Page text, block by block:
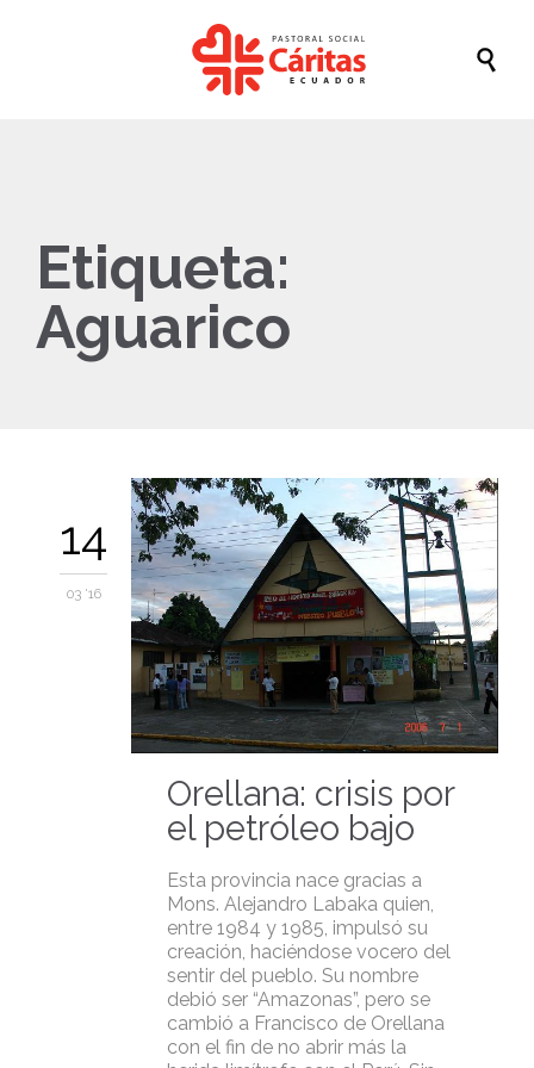

Etiqueta:
Aguarico
14
03 '16
Orellana: crisis por
el petróleo bajo
Esta provincia nace gracias a
Mons. Alejandro Labaka quien,
entre 1984 y 1985, impulsó su
creación, haciéndose vocero del
sentir del pueblo. Su nombre
debió ser “Amazonas”, pero se
cambió a Francisco de Orellana
con el fin de no abrir más la